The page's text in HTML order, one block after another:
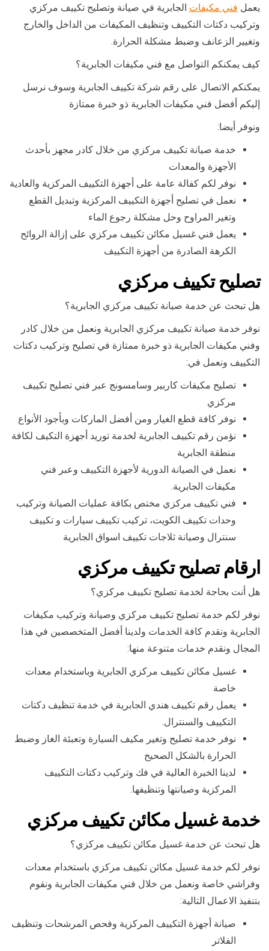
يعمل فني مكيفات الجابرية في صيانة وتصليح تكييف مركزي
وتركيب دكتات التكييف وتنظيف المكيفات من الداخل والخارج
وتغيير الزعانف وضبط مشكلة الحرارة.
كيف يمكنكم التواصل مع فني مكيفات الجابرية؟
يمكنكم الاتصال على رقم شركة تكييف الجابرية وسوف نرسل
إليكم أفضل فني مكيفات الجابرية ذو خبرة ممتازة
ونوفر أيضا:
خدمة صيانة تكييف مركزي من خلال كادر مجهز بأحدث
الأجهزة والمعدات
نوفر لكم كفالة عامة على أجهزة التكييف المركزية والعادية
نعمل في تصليح أجهزة التكييف المركزية وتبديل القطع
وتغير المراوح وحل مشكلة رجوع الماء
يعمل فني غسيل مكائن تكييف مركزي على إزالة الروائح
الكرهة الصادرة من أجهزة التكييف
تصليح تكييف مركزي
هل تبحث عن خدمة صيانة تكييف مركزي الجابرية؟
نوفر خدمة صيانة تكييف مركزي الجابرية ونعمل من خلال كادر
وفني مكيفات الجابرية ذو خبرة ممتازة في تصليح وتركيب دكتات
التكييف ونعمل في:
تصليح مكيفات كاربير وسامسونج عبر فني تصليح تكييف
مركزي
نوفر كافة قطع الغيار ومن أفضل الماركات وبأجود الأنواع
نؤمن رقم تكييف الجابرية لخدمة توريد أجهزة التكيف لكافة
منطقة الجابرية
نعمل في الصيانة الدورية لأجهزة التكييف وعبر فني
مكيفات الجابرية.
فني تكييف مركزي مختص بكافة عمليات الصيانة وتركيب
وحدات تكييف الكويت، تركيب تكييف سيارات و تكييف
سنترال وصيانة ثلاجات تكييف اسواق الجابرية
ارقام تصليح تكييف مركزي
هل أنت بحاجة لخدمة تصليح تكييف مركزي؟
نوفر لكم خدمة تصليح تكييف مركزي وصيانة وتركيب مكيفات
الجابرية ونقدم كافة الخدمات ولدينا أفضل المتخصصين في هذا
المجال ونقدم خدمات متنوعة منها:
غسيل مكائن تكييف مركزي الجابرية وباستخدام معدات
خاصة
يعمل رقم تكييف هندي الجابرية في خدمة تنظيف دكتات
التكييف والسنترال.
نوفر خدمة تصليح وتغير مكيف السيارة وتعبئة الغاز وضبط
الحرارة بالشكل الصحيح
لدينا الخبرة العالية في فك وتركيب دكتات التكييف
المركزية وصيانتها وتنظيفها.
خدمة غسيل مكائن تكييف مركزي
هل تبحث عن خدمة غسيل مكائن تكييف مركزي؟
نوفر لكم خدمة غسيل مكائن تكييف مركزي باستخدام معدات
وفراشي خاصة ونعمل من خلال فني مكيفات الجابرية ونقوم
بتنفيذ الاعمال التالية:
صيانة أجهزة التكييف المركزية وفحص المرشحات وتنظيف
الفلاتر